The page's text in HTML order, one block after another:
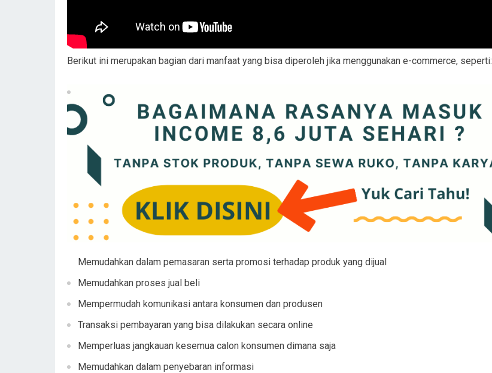
Berikut ini merupakan bagian dari manfaat yang bisa diperoleh jika menggunakan e-commerce, seperti:
Memudahkan dalam pemasaran serta promosi terhadap produk yang dijual
Memudahkan proses jual beli
Mempermudah komunikasi antara konsumen dan produsen
Transaksi pembayaran yang bisa dilakukan secara online
Memperluas jangkauan kesemua calon konsumen dimana saja
Memudahkan dalam penyebaran informasi